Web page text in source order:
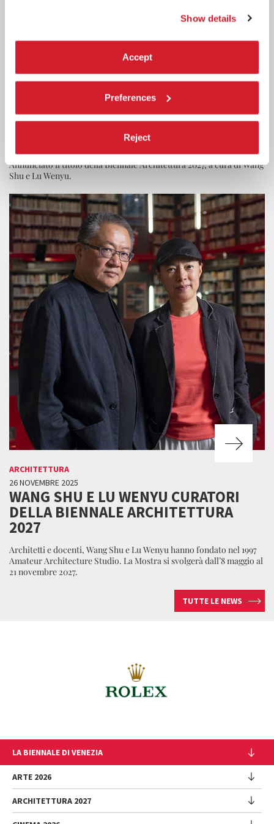
Show details
Accept
Preferences
Reject
ARCHITETTURA
DO ARCHITECTURE —LA POSSIBILITÀ
DI COESISTENZA NELLA REALTÀ
Annunciato il titolo della Biennale Architettura 2027, a cura di Wang
Shu e Lu Wenyu.
ARCHITETTURA
26 NOVEMBRE 2025
WANG SHU E LU WENYU CURATORI
DELLA BIENNALE ARCHITETTURA
2027
Architetti e docenti, Wang Shu e Lu Wenyu hanno fondato nel 1997
Amateur Architecture Studio. La Mostra si svolgerà dall’8 maggio al
21 novembre 2027.
TUTTE LE NEWS
LA BIENNALE DI VENEZIA
L'Istituzione
Cariche istituzionali
Storia
ARTE 2026
Esposizione
ARCHITETTURA 2027